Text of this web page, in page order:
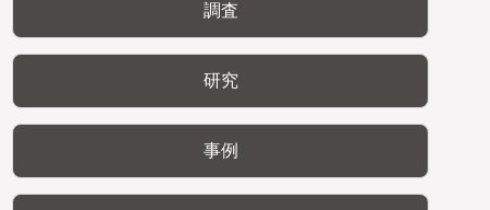
調査
研究
事例